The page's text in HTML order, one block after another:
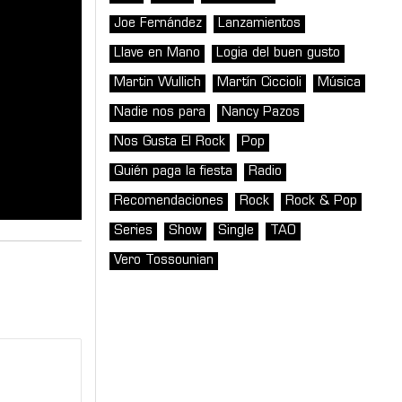
Joe Fernández Lanzamientos
Llave en Mano Logia del buen gusto
Martin Wullich Martín Ciccioli Música
Nadie nos para Nancy Pazos
Nos Gusta El Rock Pop
Quién paga la fiesta Radio
Recomendaciones Rock Rock & Pop
Series Show Single TAO
Vero Tossounian